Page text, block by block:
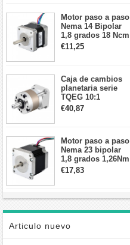
Motor paso a paso
Nema 14 Bipolar
1,8 grados 18 Ncm
0,8 A 5,74 V 35 x
35 x 34 mm 4
€11,25
Caja de cambios
planetaria serie
TQEG 10:1
contragolpe 15
arcmin para motor
€40,87
Motor paso a paso
Nema 23 bipolar
1,8 grados 1,26Nm
2,8A 2,5V
57x57x56mm 4
€17,83
Articulo nuevo